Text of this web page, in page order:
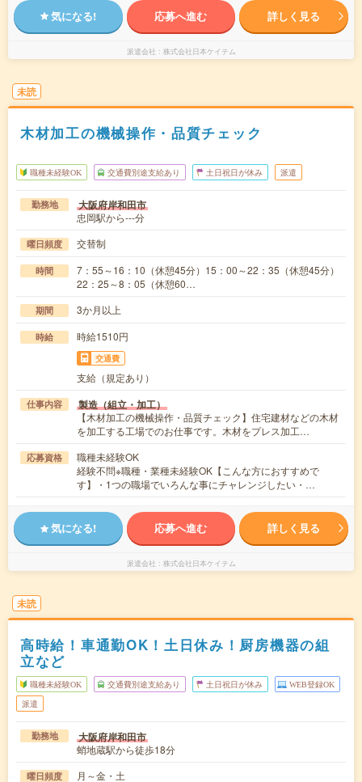
気になる! 応募へ進む 詳しく見る
派遣会社 株式会社日本ケイテム
未読
木材加工の機械操作・品質チェック
職種未経験OK 交通費別途支給あり 土日祝日が休み 派遣
勤務地 大阪府岸和田市
忠岡駅から---分
曜日頻度 交替制
時間
7：55～16：10（休憩45分）15：00～22：35（休憩45分）
22：25～8：05（休憩60…
期間 3か月以上
時給 時給1510円
交通費
支給（規定あり）
仕事内容 製造（組立・加工）
【木材加工の機械操作・品質チェック】住宅建材などの木材
を加工する工場でのお仕事です。木材をプレス加工…
応募資格
職種未経験OK
経験不問※職種・業種未経験OK【こんな方におすすめで
す】・1つの職場でいろんな事にチャレンジしたい・…
気になる! 応募へ進む 詳しく見る
派遣会社 株式会社日本ケイテム
未読
高時給！車通勤OK！土日休み！厨房機器の組
立など
職種未経験OK 交通費別途支給あり 土日祝日が休み WEB登録OK
派遣
勤務地 大阪府岸和田市
蛸地蔵駅から徒歩18分
曜日頻度 月～金・土